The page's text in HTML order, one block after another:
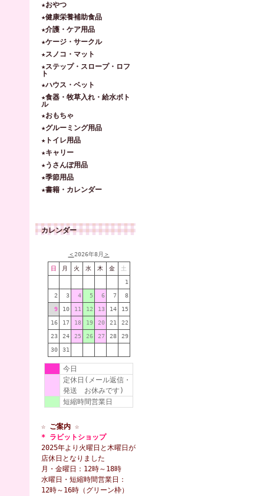
★おやつ
★健康栄養補助食品
★介護・ケア用品
★ケージ・サークル
★スノコ・マット
★ステップ・スロープ・ロフ
ト
★ハウス・ベット
★食器・牧草入れ・給水ボト
ル
★おもちゃ
★グルーミング用品
★トイレ用品
★キャリー
★うさんぽ用品
★季節用品
★書籍・カレンダー
カレンダー
＜2026年8月 ＞
日 月 火 水 木 金 土
1
2 3 4 5 6 7 8
9 10 11 12 13 14 15
16 17 18 19 20 21 22
23 24 25 26 27 28 29
30 31
今日
定休日(メール返信・
発送 お休みです)
短縮時間営業日
☆ ご案内 ☆
* ラビットショップ
2025年より火曜日と木曜日が
店休日となりました
月・金曜日：12時～18時
水曜日・短縮時間営業日：
12時～16時（グリーン枠）